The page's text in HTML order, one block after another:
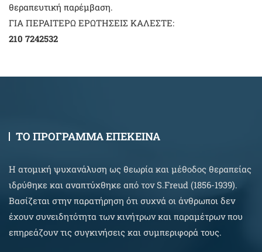
θεραπευτική παρέμβαση.
ΓΙΑ ΠΕΡΑΙΤΕΡΩ ΕΡΩΤΗΣΕΙΣ ΚΑΛΕΣΤΕ:
210 7242532
ΤΟ ΠΡΟΓΡΑΜΜΑ ΕΠΕΚΕΙΝΑ
Η ατομική ψυχανάλυση ως θεωρία και μέθοδος θεραπείας
ιδρύθηκε και αναπτύχθηκε από τον S.Freud (1856-1939).
Βασίζεται στην παρατήρηση ότι συχνά οι άνθρωποι δεν
έχουν συνειδητότητα των κινήτρων και παραμέτρων που
επηρεάζουν τις συγκινήσεις και συμπεριφορά τους.